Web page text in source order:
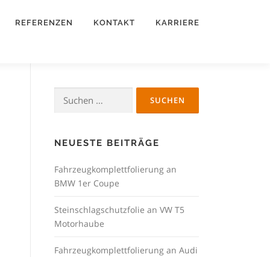
REFERENZEN KONTAKT KARRIERE
Suchen
nach:
NEUESTE BEITRÄGE
Fahrzeugkomplettfolierung an
BMW 1er Coupe
Steinschlagschutzfolie an VW T5
Motorhaube
Fahrzeugkomplettfolierung an Audi